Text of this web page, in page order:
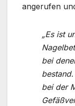
angerufen
„Es ist
bei
bei der